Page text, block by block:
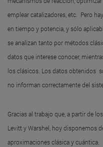
emplear catalizadores, etc. Pero
en tiempo y potencia, y sólo
se analizan tanto por métodos
datos que interese conocer,
los clásicos. Los datos obtenidos
no informan correctamente del
Gracias al trabajo que, a partir de
Levitt y Warshel, hoy disponemos
aproximaciones clásica y cuántica.